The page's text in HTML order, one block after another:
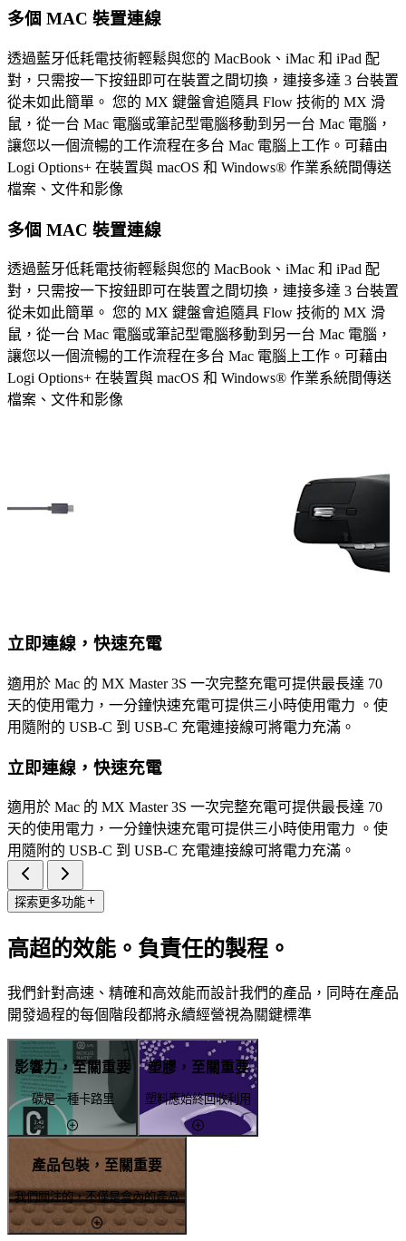
多個 MAC 裝置連線
透過藍牙低耗電技術輕鬆與您的 MacBook、iMac 和 iPad 配
對，只需按一下按鈕即可在裝置之間切換，連接多達 3 台裝置
從未如此簡單。 您的 MX 鍵盤會追隨具 Flow 技術的 MX 滑
鼠，從一台 Mac 電腦或筆記型電腦移動到另一台 Mac 電腦，
讓您以一個流暢的工作流程在多台 Mac 電腦上工作。可藉由
Logi Options+ 在裝置與 macOS 和 Windows® 作業系統間傳送
檔案、文件和影像
多個 MAC 裝置連線
透過藍牙低耗電技術輕鬆與您的 MacBook、iMac 和 iPad 配
對，只需按一下按鈕即可在裝置之間切換，連接多達 3 台裝置
從未如此簡單。 您的 MX 鍵盤會追隨具 Flow 技術的 MX 滑
鼠，從一台 Mac 電腦或筆記型電腦移動到另一台 Mac 電腦，
讓您以一個流暢的工作流程在多台 Mac 電腦上工作。可藉由
Logi Options+ 在裝置與 macOS 和 Windows® 作業系統間傳送
檔案、文件和影像
立即連線，快速充電
適用於 Mac 的 MX Master 3S 一次完整充電可提供最長達 70
天的使用電力，一分鐘快速充電可提供三小時使用電力 。使
用隨附的 USB-C 到 USB-C 充電連接線可將電力充滿。
立即連線，快速充電
適用於 Mac 的 MX Master 3S 一次完整充電可提供最長達 70
天的使用電力，一分鐘快速充電可提供三小時使用電力 。使
用隨附的 USB-C 到 USB-C 充電連接線可將電力充滿。
探索更多功能
高超的效能。負責任的製程。
我們針對高速、精確和高效能而設計我們的產品，同時在產品
開發過程的每個階段都將永續經營視為關鍵標準
影響力，至關重要
碳是一種卡路里
塑膠，至關重要
塑料應始終回收利用
產品包裝，至關重要
我們關注的，不僅是盒內的產品